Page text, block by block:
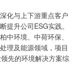
化与上下游重点客户
提升公司ESG实践。
中环境、中荷环保、
理及能源领域，项目
先的环境解决方案综